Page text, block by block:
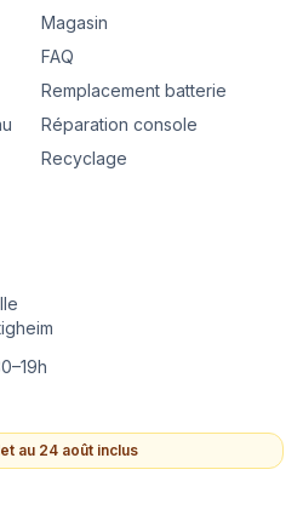
Magasin
FAQ
Remplacement batterie
Réparation console
Recyclage
au 24 août inclus